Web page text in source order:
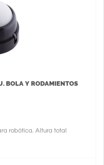
BOLA Y RODAMIENTOS
robótica. Altura total